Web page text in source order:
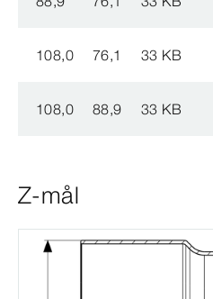
108,0 76,1 33 KB
108,0 88,9 33 KB
Z-mål